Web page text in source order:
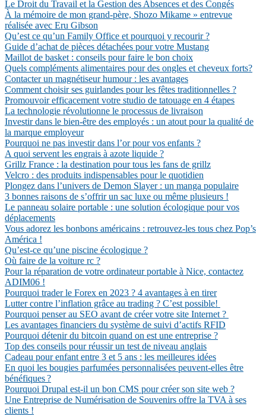
Le Droit du Travail et la Gestion des Absences et des Congés
À la mémoire de mon grand-père, Shozo Mikame » entrevue
réalisée avec Eru Gibson
Qu’est ce qu’un Family Office et pourquoi y recourir ?
Guide d’achat de pièces détachées pour votre Mustang
Maillot de basket : conseils pour faire le bon choix
Quels compléments alimentaires pour des ongles et cheveux forts?
Contacter un magnétiseur humour : les avantages
Comment choisir ses guirlandes pour les fêtes traditionnelles ?
Promouvoir efficacement votre studio de tatouage en 4 étapes
La technologie révolutionne le processus de livraison
Investir dans le bien-être des employés : un atout pour la qualité de
la marque employeur
Pourquoi ne pas investir dans l’or pour vos enfants ?
A quoi servent les engrais à azote liquide ?
Grillz France : la destination pour tous les fans de grillz
Velcro : des produits indispensables pour le quotidien
Plongez dans l’univers de Demon Slayer : un manga populaire
3 bonnes raisons de s’offrir un sac luxe ou même plusieurs !
Le panneau solaire portable : une solution écologique pour vos
déplacements
Vous adorez les bonbons américains : retrouvez-les tous chez Pop’s
América !
Qu’est-ce qu’une piscine écologique ?
Où faire de la voiture rc ?
Pour la réparation de votre ordinateur portable à Nice, contactez
ADIM06 !
Pourquoi trader le Forex en 2023 ? 4 avantages à en tirer
Lutter contre l’inflation grâce au trading ? C’est possible!
Pourquoi penser au SEO avant de créer votre site Internet ?
Les avantages financiers du système de suivi d’actifs RFID
Pourquoi détenir du bitcoin quand on est une entreprise ?
Top des conseils pour réussir un test de niveau anglais
Cadeau pour enfant entre 3 et 5 ans : les meilleures idées
En quoi les bougies parfumées personnalisées peuvent-elles être
bénéfiques ?
Pourquoi Drupal est-il un bon CMS pour créer son site web ?
Une Entreprise de Numérisation de Souvenirs offre la TVA à ses
clients !